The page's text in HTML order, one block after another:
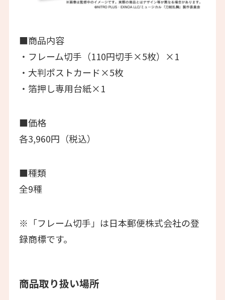
■商品内容
・フレーム切手（110円切手×5枚）×1
・大判ポストカード×5枚
・箔押し専用台紙×1
■価格
各3,960円（税込）
■種類
全9種
※「フレーム切手」は日本郵便株式会社の登
録商標です。
商品取り扱い場所